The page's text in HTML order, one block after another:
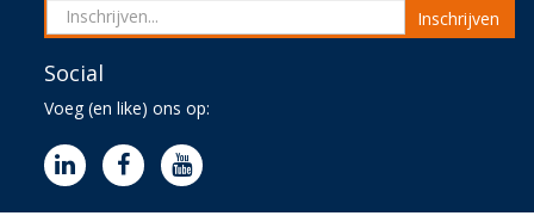
Inschrijven
Social
Voeg (en like) ons op: